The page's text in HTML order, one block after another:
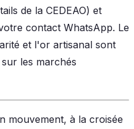
de la CEDEAO) et
contact WhatsApp. Le
et l'or artisanal sont
les marchés
mouvement, à la croisée